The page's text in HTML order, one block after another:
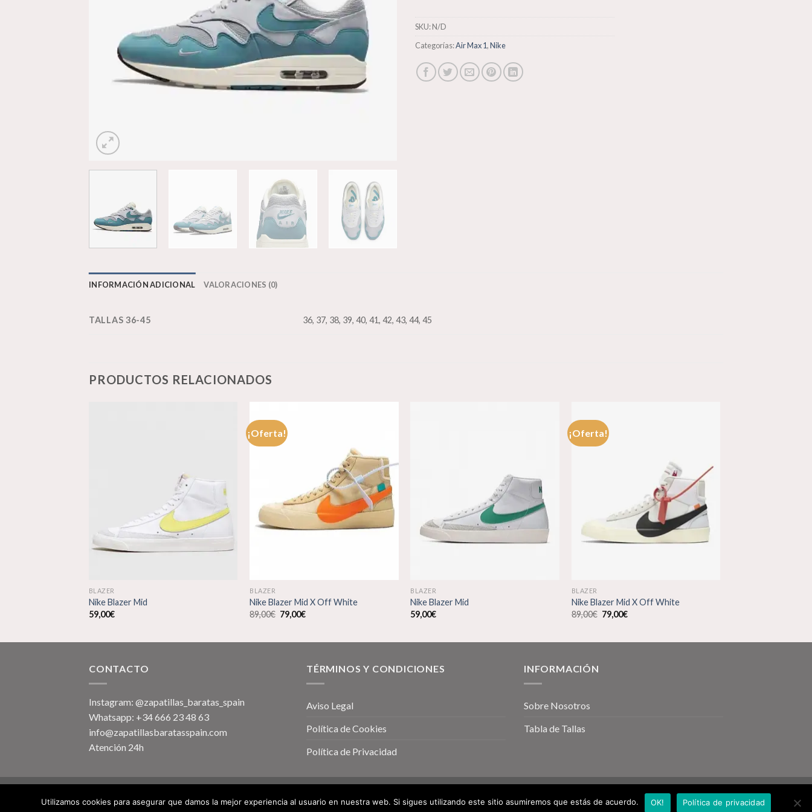
SKU:N/D
Categorías:Air Max 1,Nike
INFORMACIÓN ADICIONAL VALORACIONES (0)
TALLAS 36-45 36, 37, 38, 39, 40, 41, 42, 43, 44, 45
PRODUCTOS RELACIONADOS
deseos
BLAZER
Nike Blazer Mid
59,00€
¡Oferta!
Añadir
a la
lista de
deseos
BLAZER
Nike Blazer Mid X Off White
89,00€ El
precio
79,00€El
deseos
BLAZER
Nike Blazer Mid
59,00€
¡Oferta!
lista de
deseos
BLAZER
Nike Blazer Mid X Off White
89,00€ El
precio
79,00€El
CONTACTO
Instagram: @zapatillas_baratas_spain
Whatsapp: +34 666 23 48 63
info@zapatillasbaratasspain.com
Atención 24h
TÉRMINOS Y CONDICIONES
Aviso Legal
Política de Cookies
Política de Privacidad
INFORMACIÓN
Sobre Nosotros
Tabla de Tallas
Utilizamos cookies para asegurar que damos la mejor experiencia al usuario en nuestra web. Si sigues utilizando este sitio asumiremos que estás de acuerdo. OK! Política de privacidad